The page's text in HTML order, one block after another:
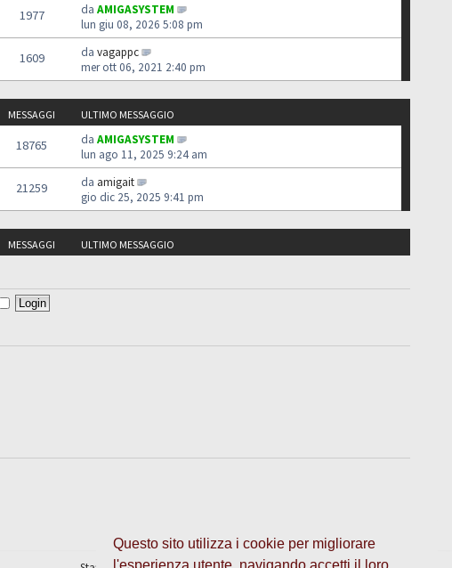
Questo sito utilizza i cookie per migliorare
l'esperienza utente, navigando accetti il loro
1977 da AMIGASYSTEM
lun giu 08, 2026 5:08 pm
1609 da vagappc
mer ott 06, 2021 2:40 pm
MESSAGGI ULTIMO MESSAGGIO
18765 da AMIGASYSTEM
lun ago 11, 2025 9:24 am
21259 da amigait
gio dic 25, 2025 9:41 pm
MESSAGGI ULTIMO MESSAGGIO